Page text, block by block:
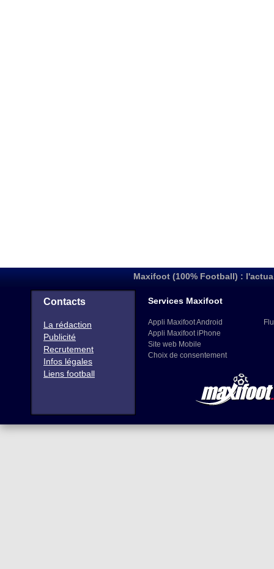
Maxifoot (100% Football) :
Contacts
La rédaction
Publicité
Recrutement
Infos légales
Liens football
Services Maxifoot
Appli Maxifoot Android
Appli Maxifoot iPhone
Site web Mobile
Choix de consentement